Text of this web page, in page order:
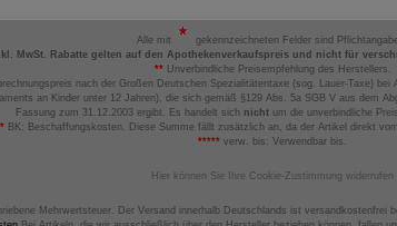
Alle mit
gekennzeichneten Felder sind
MwSt. Rabatte gelten auf den Apothekenverkaufspreis und nicht für
**Unverbindliche Preisempfehlung des Herstellers.
nach der Großen Deutschen Spezialitätentaxe (sog. Lauer-Taxe)
an Kinder unter 12 Jahren), die sich gemäß §129 Abs. 5a SGB V aus dem
Fassung zum 31.12.2003 ergibt. Es handelt sich nicht um die unverbindliche
BK: Beschaffungskosten. Diese Summe fällt zusätzlich an, da der Artikel direkt
***** verw. bis: Verwendbar bis.
Hier können Sie Ihre Cookie-Zustimmung widerrufen
Mehrwertsteuer. Der Versand innerhalb Deutschlands ist